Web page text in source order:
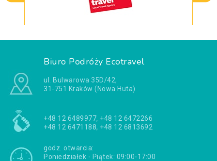
Biuro Podróży Ecotravel
ul. Bulwarowa 35D/42,
31-751 Kraków (Nowa Huta)
+48 12 6489977, +48 12 6472266
+48 12 6471188, +48 12 6813692
godz. otwarcia:
Poniedziałek - Piątek: 09:00-17:00